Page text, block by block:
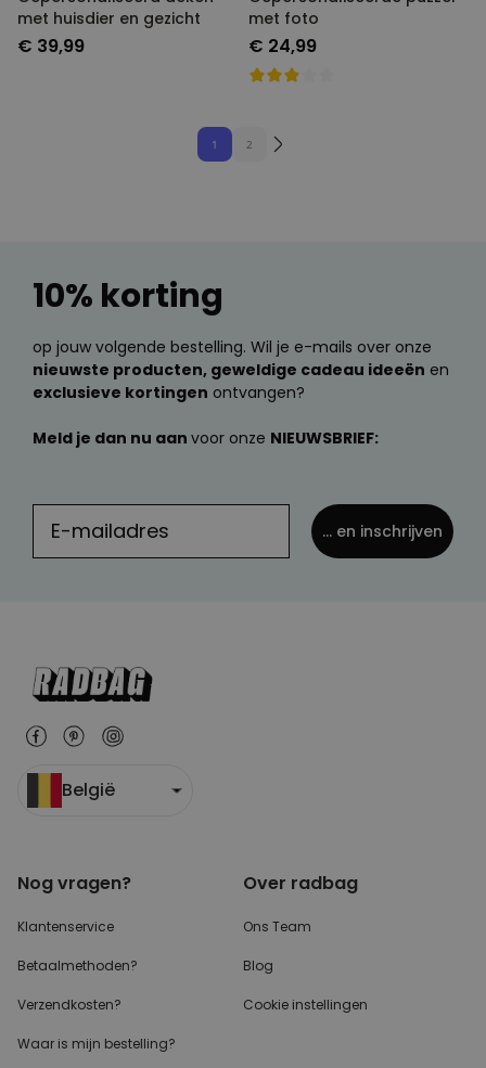
met huisdier en gezicht
€ 39,99
met foto
€ 24,99
1 2
10% korting
op jouw volgende bestelling. Wil je e-mails over onze
nieuwste producten, geweldige cadeau ideeën en
exclusieve kortingen ontvangen?
Meld je dan nu aan voor onze NIEUWSBRIEF:
... en inschrijven
België
Nog vragen?
Klantenservice
Betaalmethoden?
Verzendkosten?
Waar is mijn bestelling?
Over radbag
Ons Team
Blog
Cookie instellingen